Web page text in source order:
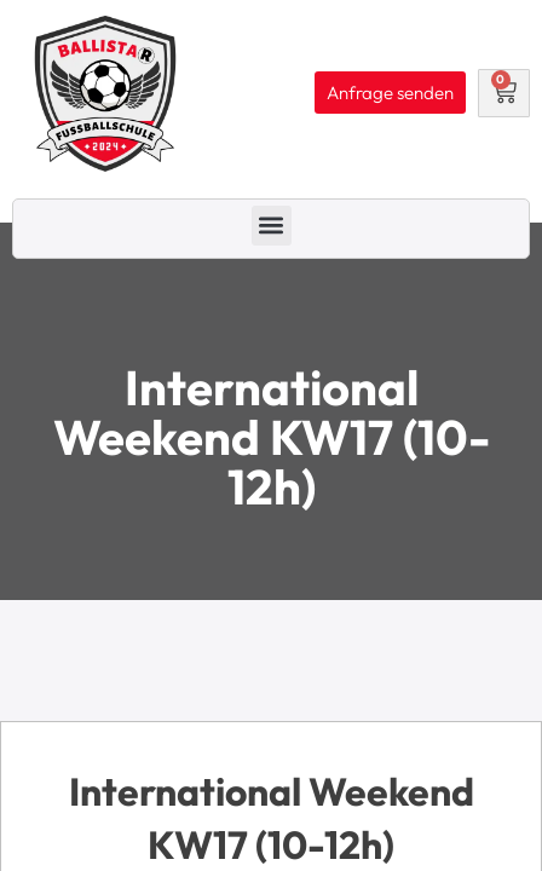
Inhalt
springen
Anfrage senden
0
Menü
International
Weekend KW17 (10-
12h)
International Weekend
KW17 (10-12h)